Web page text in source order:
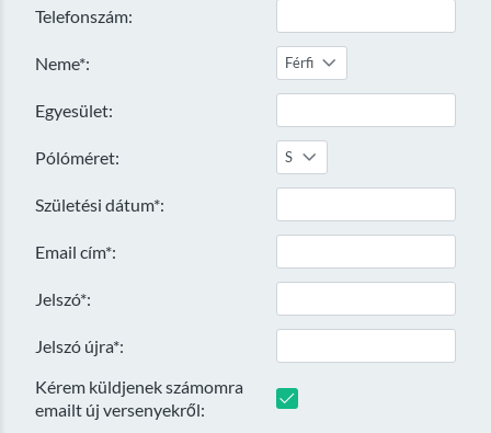
Telefonszám:
Neme*: Férfi
Egyesület:
Pólóméret: S
Születési dátum*:
Email cím*:
Jelszó*:
Jelszó újra*:
Kérem küldjenek számomra
emailt új versenyekről: